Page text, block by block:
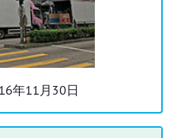
年11月30日